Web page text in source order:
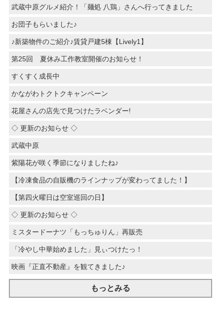
武蔵中原グルメ紹介！「麺処 八鶏」さんへ行ってきました
お団子もらいました♪
♪新築物件のご紹介♪賃貸戸建5棟【Lively1】
第25回 夏休み工作教室開催のお知らせ！
すくすく成長中
かながわトクトクキャンペーン
花屋さんの店先で見つけたラベンダー!
◇ 更新のお知らせ ◇
武蔵中原
紫陽花が咲く季節になりましたね♪
【冷凍食品の自販機のラインナップが変わってました！】
【第四火曜日は空室巡回の日】
◇ 更新のお知らせ ◇
ミスタードーナツ「もっちゅりん」再販売
「冷やし中華始めました」見ぃつけたっ！
映画『正直不動産』を観てきました♪
もっとみる